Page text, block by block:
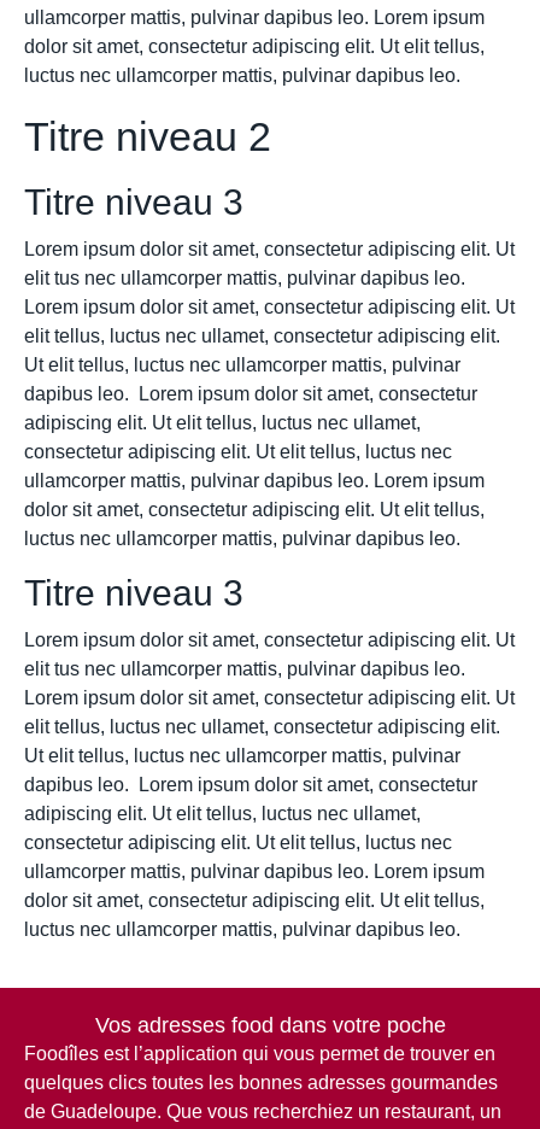
ullamcorper mattis, pulvinar dapibus leo. Lorem ipsum
dolor sit amet, consectetur adipiscing elit. Ut elit tellus,
luctus nec ullamcorper mattis, pulvinar dapibus leo.
Titre niveau 2
Titre niveau 3
Lorem ipsum dolor sit amet, consectetur adipiscing elit. Ut
elit tus nec ullamcorper mattis, pulvinar dapibus leo.
Lorem ipsum dolor sit amet, consectetur adipiscing elit. Ut
elit tellus, luctus nec ullamet, consectetur adipiscing elit.
Ut elit tellus, luctus nec ullamcorper mattis, pulvinar
dapibus leo. Lorem ipsum dolor sit amet, consectetur
adipiscing elit. Ut elit tellus, luctus nec ullamet,
consectetur adipiscing elit. Ut elit tellus, luctus nec
ullamcorper mattis, pulvinar dapibus leo. Lorem ipsum
dolor sit amet, consectetur adipiscing elit. Ut elit tellus,
luctus nec ullamcorper mattis, pulvinar dapibus leo.
Titre niveau 3
Lorem ipsum dolor sit amet, consectetur adipiscing elit. Ut
elit tus nec ullamcorper mattis, pulvinar dapibus leo.
Lorem ipsum dolor sit amet, consectetur adipiscing elit. Ut
elit tellus, luctus nec ullamet, consectetur adipiscing elit.
Ut elit tellus, luctus nec ullamcorper mattis, pulvinar
dapibus leo. Lorem ipsum dolor sit amet, consectetur
adipiscing elit. Ut elit tellus, luctus nec ullamet,
consectetur adipiscing elit. Ut elit tellus, luctus nec
ullamcorper mattis, pulvinar dapibus leo. Lorem ipsum
dolor sit amet, consectetur adipiscing elit. Ut elit tellus,
luctus nec ullamcorper mattis, pulvinar dapibus leo.
Vos adresses food dans votre poche
Foodîles est l’application qui vous permet de trouver en
quelques clics toutes les bonnes adresses gourmandes
de Guadeloupe. Que vous recherchiez un restaurant, un